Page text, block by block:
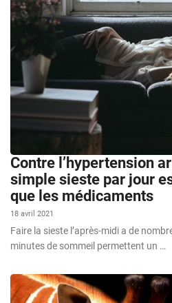
Contre l’hypertension
simple sieste par jour
que les médicaments
18 avril 2021
Faire la sieste l’après-midi a de
minutes de sommeil permettent un …